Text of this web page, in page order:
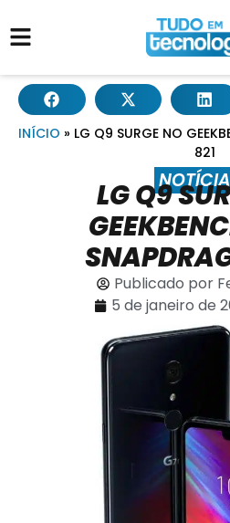
INÍCIO » LG Q9 SURGE NO
821
LG Q9
Publicado por
5 de janeiro de